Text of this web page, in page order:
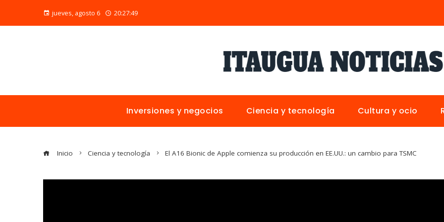
jueves, agosto 6 20:27:51
Inversiones y negocios Ciencia y tecnología Cultura y ocio
Inicio Ciencia y tecnología El A16 Bionic de Apple comienza su producción en EE.UU.: un cambio para TSMC